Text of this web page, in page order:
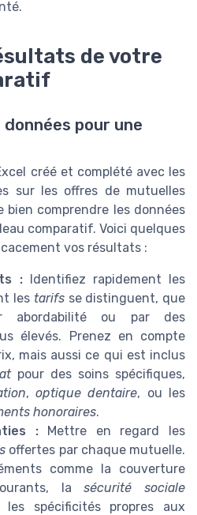
de votre
pour une
créé et complété avec les
sur les offres de mutuelles
comprendre les données
comparatif. Voici quelques
vos résultats :
:Identifiez rapidement les
les tarifsse distinguent, que
ou par des
élevés. Prenez en compte
mais aussi ce qui est inclus
pour des soins spécifiques,
,optique dentaire, ou les
honoraires.
:Mettre en regard les
offertes par chaque mutuelle.
comme la couverture
lasécurité sociale
les spécificités propres aux